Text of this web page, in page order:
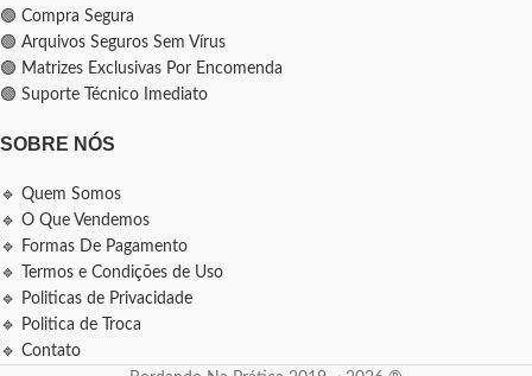
🟢 Compra Segura
🟢 Arquivos Seguros Sem Vírus
🟢 Matrizes Exclusivas Por Encomenda
🟢 Suporte Técnico Imediato
SOBRE NÓS
🔹 Quem Somos
🔹 O Que Vendemos
🔹 Formas De Pagamento
🔹 Termos e Condições de Uso
🔹 Politicas de Privacidade
🔹 Politica de Troca
🔹 Contato